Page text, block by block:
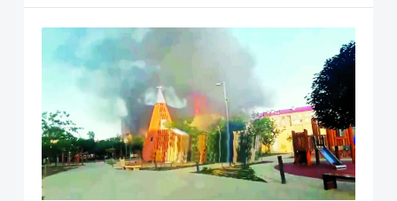
في منطقة كراسنودار إن الرجال، الذين صدرت بحقهم أحكام
تتراوح بين أكثر بقليل من ست...